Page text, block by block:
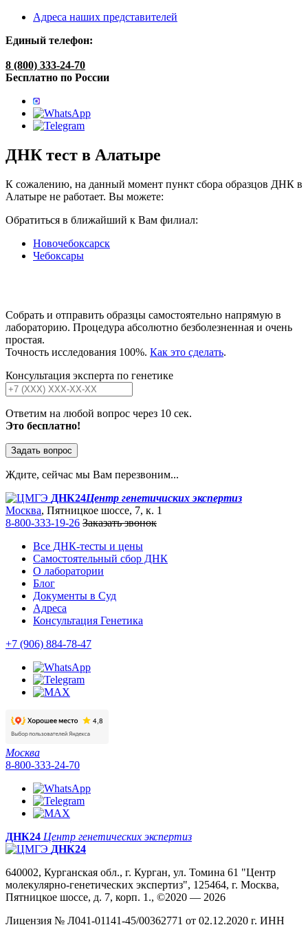
Адреса наших представителей
Единый телефон:
8 (800) 333-24-70
Бесплатно по России
ДНК тест в Алатыре
К сожалению, на данный момент пункт сбора образцов ДНК в
Алатыре не работает. Вы можете:
Обратиться в ближайший к Вам филиал:
Новочебоксарск
Чебоксары
Собрать и отправить образцы самостоятельно напрямую в
лабораторию. Процедура абсолютно безболезненная и очень
простая.
Точность исследования 100%. Как это сделать.
Консультация эксперта по генетике
Ответим на любой вопрос через 10 сек.
Это бесплатно!
Задать вопрос
Ждите, сейчас мы Вам перезвоним...
ДНК24Центр генетичиских экспертиз
Москва, Пятницкое шоссе, 7, к. 1
8-800-333-19-26 Заказать звонок
Все ДНК-тесты и цены
Самостоятельный сбор ДНК
О лаборатории
Блог
Документы в Суд
Адреса
Консультация Генетика
+7 (906) 884-78-47
Москва
8-800-333-24-70
ДНК24 Центр генетических экспертиз
ДНК24
640002, Курганская обл., г. Курган, ул. Томина 61 "Центр
молекулярно-генетических экспертиз", 125464, г. Москва,
Пятницкое шоссе, д. 7, корп. 1., ©2020 — 2026
Лицензия № Л041-01141-45/00362771 от 02.12.2020 г. ИНН